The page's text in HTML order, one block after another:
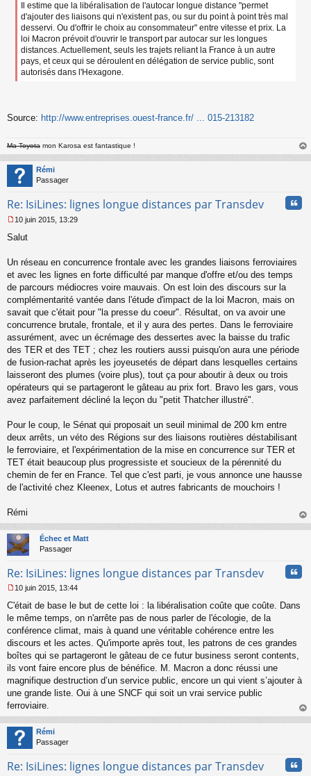
Il estime que la libéralisation de l'autocar longue distance "permet
d'ajouter des liaisons qui n'existent pas, ou sur du point à point très mal
desservi. Ou d'offrir le choix au consommateur" entre vitesse et prix. La
loi Macron prévoit d'ouvrir le transport par autocar sur les longues
distances. Actuellement, seuls les trajets reliant la France à un autre
pays, et ceux qui se déroulent en délégation de service public, sont
autorisés dans l'Hexagone.
Source: http://www.entreprises.ouest-france.fr/ ... 015-213182
Ma Toyota mon Karosa est fantastique !
au
Rémi
Passager
Re: IsiLines: lignes longue distances par Transdev
e
g
e
n
o
u
10 juin 2015, 13:29
Salut
Un réseau en concurrence frontale avec les grandes liaisons ferroviaires
et avec les lignes en forte difficulté par manque d'offre et/ou des temps
de parcours médiocres voire mauvais. On est loin des discours sur la
complémentarité vantée dans l'étude d'impact de la loi Macron, mais on
savait que c'était pour "la presse du coeur". Résultat, on va avoir une
concurrence brutale, frontale, et il y aura des pertes. Dans le ferroviaire
assurément, avec un écrémage des dessertes avec la baisse du trafic
des TER et des TET ; chez les routiers aussi puisqu'on aura une période
de fusion-rachat après les joyeusetés de départ dans lesquelles certains
laisseront des plumes (voire plus), tout ça pour aboutir à deux ou trois
opérateurs qui se partageront le gâteau au prix fort. Bravo les gars, vous
avez parfaitement décliné la leçon du "petit Thatcher illustré".
Pour le coup, le Sénat qui proposait un seuil minimal de 200 km entre
deux arrêts, un véto des Régions sur des liaisons routières déstabilisant
le ferroviaire, et l'expérimentation de la mise en concurrence sur TER et
TET était beaucoup plus progressiste et soucieux de la pérennité du
chemin de fer en France. Tel que c'est parti, je vous annonce une hausse
de l'activité chez Kleenex, Lotus et autres fabricants de mouchoirs !
Rémi
au
Échec et Matt
Passager
Re: IsiLines: lignes longue distances par Transdev
e
s
g
e
n
o
u
10 juin 2015, 13:44
C'était de base le but de cette loi : la libéralisation coûte que coûte. Dans
le même temps, on n'arrête pas de nous parler de l'écologie, de la
conférence climat, mais à quand une véritable cohérence entre les
discours et les actes. Qu'importe après tout, les patrons de ces grandes
boîtes qui se partageront le gâteau de ce futur business seront contents,
ils vont faire encore plus de bénéfice. M. Macron a donc réussi une
magnifique destruction d’un service public, encore un qui vient s’ajouter à
une grande liste. Oui à une SNCF qui soit un vrai service public
ferroviaire.
au
Rémi
Passager
Re: IsiLines: lignes longue distances par Transdev